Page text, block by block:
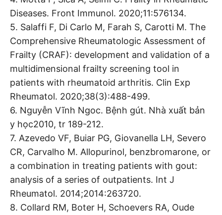
Diseases. Front Immunol. 2020;11:576134.
5. Salaffi F, Di Carlo M, Farah S, Carotti M. The
Comprehensive Rheumatologic Assessment of
Frailty (CRAF): development and validation of a
multidimensional frailty screening tool in
patients with rheumatoid arthritis. Clin Exp
Rheumatol. 2020;38(3):488-499.
6. Nguyễn Vĩnh Ngoc. Bệnh gút. Nhà xuất bản
y học2010, tr 189-212.
7. Azevedo VF, Buiar PG, Giovanella LH, Severo
CR, Carvalho M. Allopurinol, benzbromarone, or
a combination in treating patients with gout:
analysis of a series of outpatients. Int J
Rheumatol. 2014;2014:263720.
8. Collard RM, Boter H, Schoevers RA, Oude